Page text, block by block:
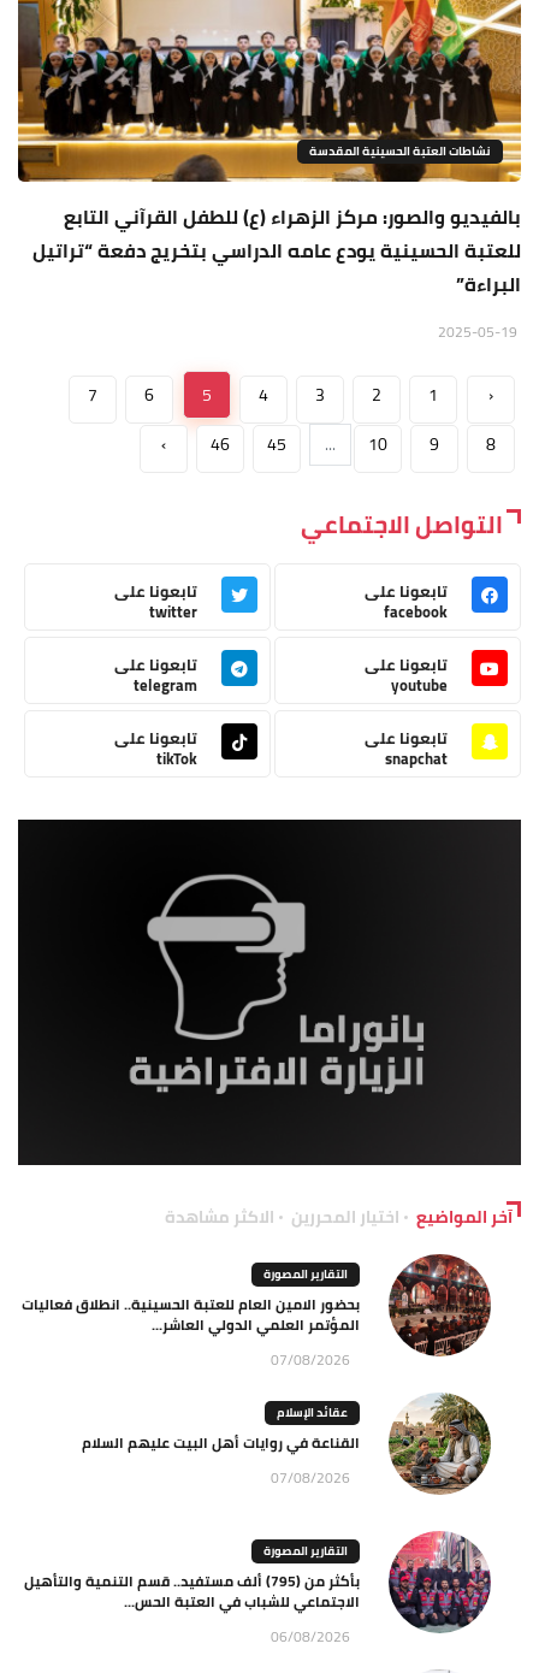
نشاطات العتبة الحسينية المقدسة
بالفيديو والصور: مركز الزهراء (ع) للطفل القرآني التابع
للعتبة الحسينية يودع عامه الدراسي بتخريج دفعة “تراتيل
البراءة”
‹
1
2
3
4
5
6
7
8
9
10
...
45
46
›
التواصل الاجتماعي
تابعونا على
facebook
تابعونا على
twitter
تابعونا على
youtube
تابعونا على
telegram
تابعونا على
snapchat
تابعونا على
tikTok
آخر المواضيع اختيار المحررين الاكثر مشاهدة
التقارير المصورة
بحضور الامين العام للعتبة الحسينية.. انطلاق فعاليات
المؤتمر العلمي الدولي العاشر...
07/08/2026
عقائد الإسلام
القناعة في روايات أهل البيت عليهم السلام
07/08/2026
التقارير المصورة
بأكثر من (795) ألف مستفيد.. قسم التنمية والتأهيل
الاجتماعي للشباب في العتبة الحس...
06/08/2026